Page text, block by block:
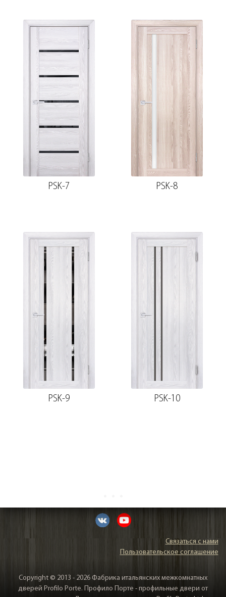
PSK-7 PSK-8
PSK-9 PSK-10
Связаться с нами
Пользовательское соглашение
Copyright © 2013 - 2026 Фабрика итальянских межкомнатных
дверей Profilo Porte. Профило Порте - профильные двери от